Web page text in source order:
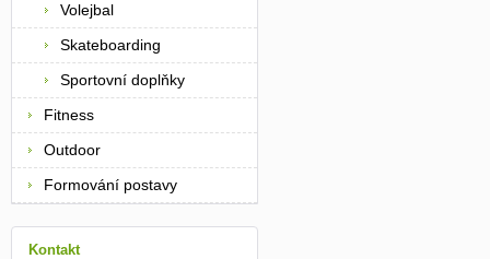
Volejbal
Skateboarding
Sportovní doplňky
Fitness
Outdoor
Formování postavy
Kontakt